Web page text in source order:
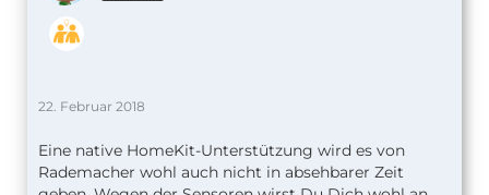
22. Februar 2018
Eine native HomeKit-Unterstützung wird es von
Rademacher wohl auch nicht in absehbarer Zeit